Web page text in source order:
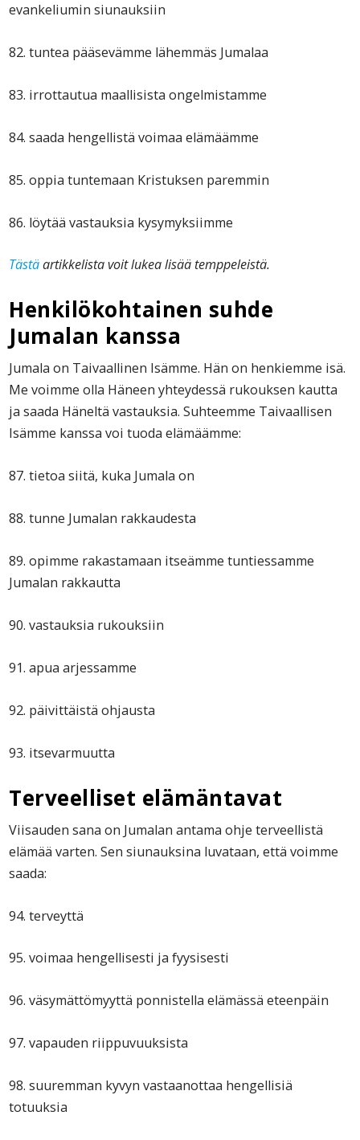
evankeliumin siunauksiin
82. tuntea pääsevämme lähemmäs Jumalaa
83. irrottautua maallisista ongelmistamme
84. saada hengellistä voimaa elämäämme
85. oppia tuntemaan Kristuksen paremmin
86. löytää vastauksia kysymyksiimme
Tästäartikkelista voit lukea lisää temppeleistä.
Henkilökohtainen suhde
Jumalan kanssa
Jumala on Taivaallinen Isämme. Hän on henkiemme isä.
Me voimme olla Häneen yhteydessä rukouksen kautta
ja saada Häneltä vastauksia. Suhteemme Taivaallisen
Isämme kanssa voi tuoda elämäämme:
87. tietoa siitä, kuka Jumala on
88. tunne Jumalan rakkaudesta
89. opimme rakastamaan itseämme tuntiessamme
Jumalan rakkautta
90. vastauksia rukouksiin
91. apua arjessamme
92. päivittäistä ohjausta
93. itsevarmuutta
Terveelliset elämäntavat
Viisauden sana on Jumalan antama ohje terveellistä
elämää varten. Sen siunauksina luvataan, että voimme
saada:
94. terveyttä
95. voimaa hengellisesti ja fyysisesti
96. väsymättömyyttä ponnistella elämässä eteenpäin
97. vapauden riippuvuuksista
98. suuremman kyvyn vastaanottaa hengellisiä
totuuksia